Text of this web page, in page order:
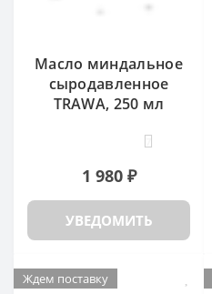
Масло миндальное
сыродавленное
TRAWA, 250 мл
1 980 ₽
УВЕДОМИТЬ
Ждем поставку